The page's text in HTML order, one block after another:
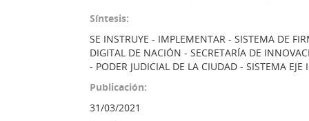
Síntesis:
SE INSTRUYE - IMPLEMENTAR - SISTEMA DE
DIGITAL DE NACIÓN - SECRETARÍA DE
- PODER JUDICIAL DE LA CIUDAD - SISTEMA
Publicación:
31/03/2021